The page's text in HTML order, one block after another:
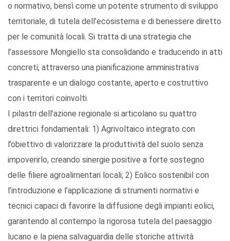
o normativo, bensì come un potente strumento di sviluppo
territoriale, di tutela dell’ecosistema e di benessere diretto
per le comunità locali. Si tratta di una strategia che
l’assessore Mongiello sta consolidando e traducendo in atti
concreti, attraverso una pianificazione amministrativa
trasparente e un dialogo costante, aperto e costruttivo
con i territori coinvolti.
I pilastri dell’azione regionale si articolano su quattro
direttrici fondamentali: 1) Agrivoltaico integrato con
l’obiettivo di valorizzare la produttività del suolo senza
impoverirlo, creando sinergie positive a forte sostegno
delle filiere agroalimentari locali; 2) Eolico sostenibil con
l’introduzione e l’applicazione di strumenti normativi e
tecnici capaci di favorire la diffusione degli impianti eolici,
garantendo al contempo la rigorosa tutela del paesaggio
lucano e la piena salvaguardia delle storiche attività